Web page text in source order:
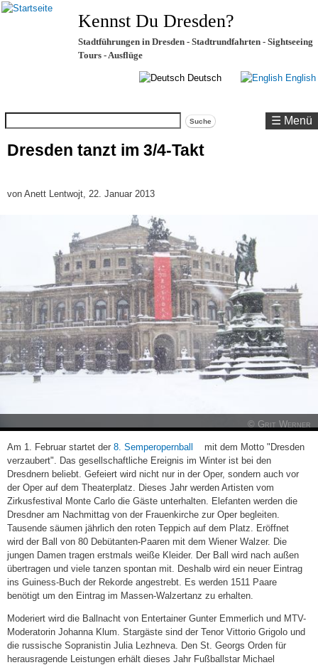
Kennst Du Dresden?
Stadtführungen in Dresden - Stadtrundfahrten - Sightseeing
Tours - Ausflüge
Deutsch English
☰ Menü
Dresden tanzt im 3/4-Takt
von Anett Lentwojt, 22. Januar 2013
© Grit Werner
Am 1. Februar startet der 8. Semperopernball (link
is
external)
mit dem Motto "Dresden
verzaubert". Das gesellschaftliche Ereignis im Winter ist bei den
Dresdnern beliebt. Gefeiert wird nicht nur in der Oper, sondern auch vor
der Oper auf dem Theaterplatz. Dieses Jahr werden Artisten vom
Zirkusfestival Monte Carlo die Gäste unterhalten. Elefanten werden die
Dresdner am Nachmittag von der Frauenkirche zur Oper begleiten.
Tausende säumen jährlich den roten Teppich auf dem Platz. Eröffnet
wird der Ball von 80 Debütanten-Paaren mit dem Wiener Walzer. Die
jungen Damen tragen erstmals weiße Kleider. Der Ball wird nach außen
übertragen und viele tanzen spontan mit. Deshalb wird ein neuer Eintrag
ins Guiness-Buch der Rekorde angestrebt. Es werden 1511 Paare
benötigt um den Eintrag im Massen-Walzertanz zu erhalten.
Moderiert wird die Ballnacht von Entertainer Gunter Emmerlich und MTV-
Moderatorin Johanna Klum. Stargäste sind der Tenor Vittorio Grigolo und
die russische Sopranistin Julia Lezhneva. Den St. Georgs Orden für
herausragende Leistungen erhält dieses Jahr Fußballstar Michael